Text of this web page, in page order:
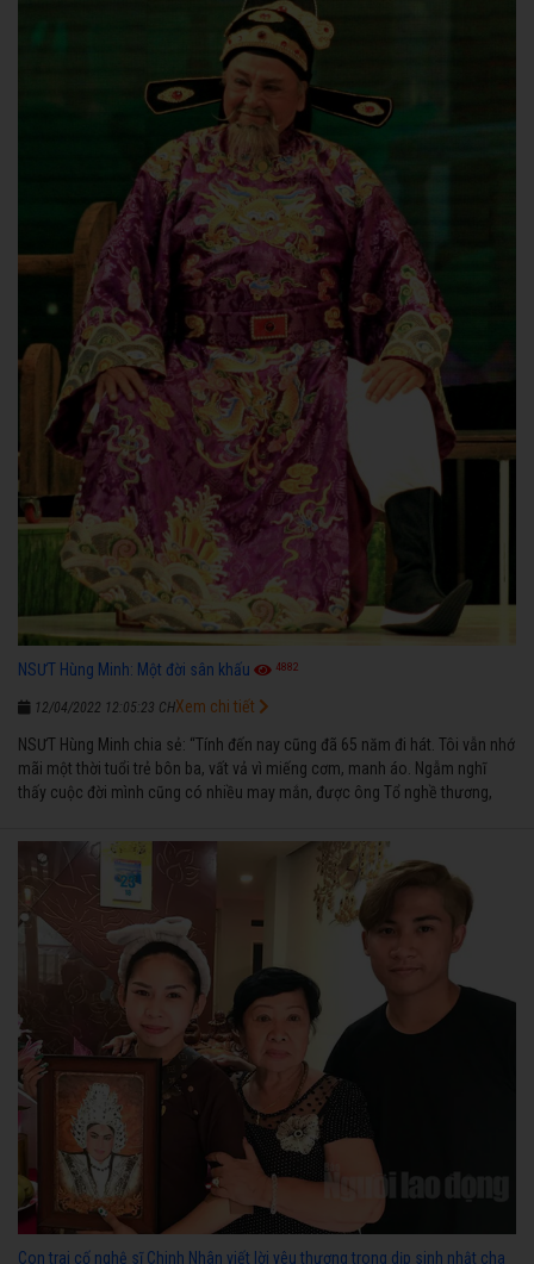
NSƯT Hùng Minh: Một đời sân khấu 4882
12/04/2022 12:05:23 CH
NSƯT Hùng Minh chia sẻ: “Tính đến nay cũng đã 65 năm đi hát. Tôi vẫn nhớ
mãi một thời tuổi trẻ bôn ba, vất vả vì miếng cơm, manh áo. Ngẫm nghĩ
thấy cuộc đời mình cũng có nhiều may mắn, được ông Tổ nghề thương,
ngược nhận được những cơ may để từng bước thành danh với nghiệp ca
diễn”.
Xem chi tiết
Con trai cố nghệ sĩ Chinh Nhân viết lời yêu thương trong dịp sinh nhật cha